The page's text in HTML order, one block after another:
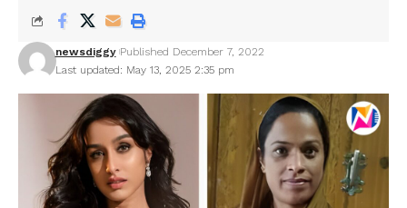
Last updated: May 13, 2025 2:35 pm
newsdiggy Published December 7, 2022